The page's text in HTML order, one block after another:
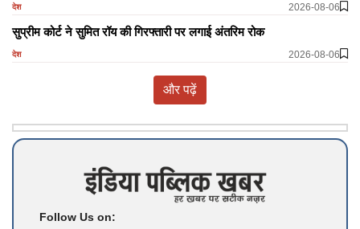
देश 2026-08-06
सुप्रीम कोर्ट ने सुमित रॉय की गिरफ्तारी पर लगाई अंतरिम रोक
देश 2026-08-06
और पढ़ें
Follow Us on: